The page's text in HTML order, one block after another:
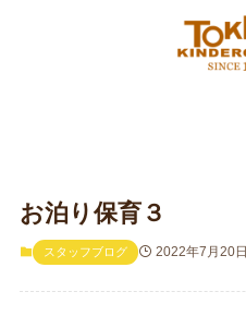
お泊り保育３
スタッフブログ 2022年7月20日